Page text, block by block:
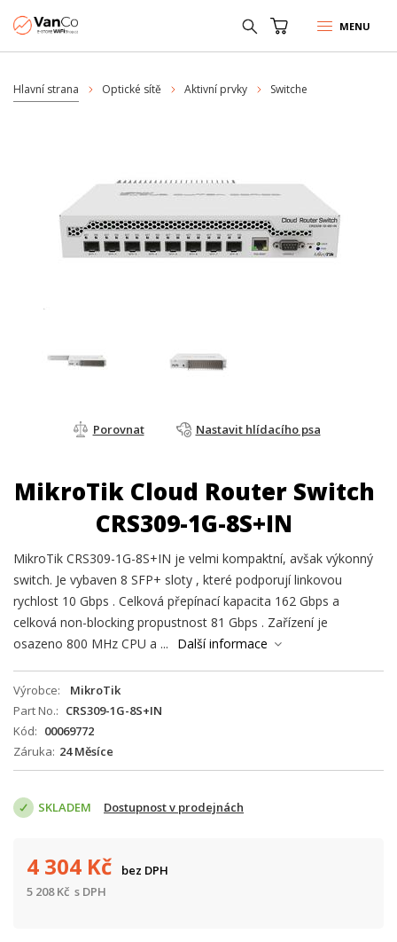
MENU
Hlavní strana Optické sítě Aktivní prvky Switche
Porovnat Nastavit hlídacího psa
MikroTik Cloud Router Switch
CRS309-1G-8S+IN
MikroTik CRS309-1G-8S+IN je velmi kompaktní, avšak výkonný
switch. Je vybaven 8 SFP+ sloty , které podporují linkovou
rychlost 10 Gbps . Celková přepínací kapacita 162 Gbps a
celková non-blocking propustnost 81 Gbps . Zařízení je
osazeno 800 MHz CPU a ...
Další informace
Výrobce
MikroTik
Part No.
CRS309-1G-8S+IN
Kód
00069772
Záruka 24 Měsíce
SKLADEM Dostupnost v prodejnách
4 304 Kč
bez DPH
5 208Kč s DPH